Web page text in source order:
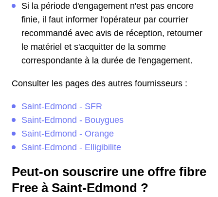
Si la période d'engagement n'est pas encore
finie, il faut informer l'opérateur par courrier
recommandé avec avis de réception, retourner
le matériel et s'acquitter de la somme
correspondante à la durée de l'engagement.
Consulter les pages des autres fournisseurs :
Saint-Edmond - SFR
Saint-Edmond - Bouygues
Saint-Edmond - Orange
Saint-Edmond - Elligibilite
Peut-on souscrire une offre fibre
Free à Saint-Edmond ?